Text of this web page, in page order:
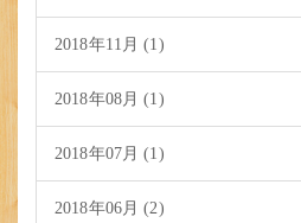
2018年11月 (1)
2018年08月 (1)
2018年07月 (1)
2018年06月 (2)